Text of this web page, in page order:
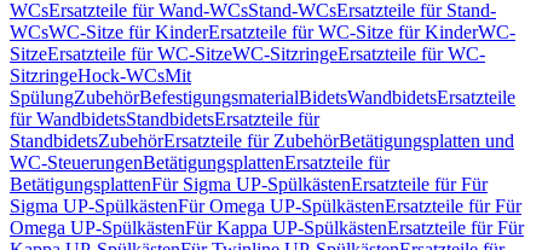
WCsErsatzteile für Wand-WCsStand-WCsErsatzteile für Stand-
WCsWC-Sitze für KinderErsatzteile für WC-Sitze für KinderWC-
SitzeErsatzteile für WC-SitzeWC-SitzringeErsatzteile für WC-
SitzringeHock-WCsMit
SpülungZubehörBefestigungsmaterialBidetsWandbidetsErsatzteile
für WandbidetsStandbidetsErsatzteile für
StandbidetsZubehörErsatzteile für ZubehörBetätigungsplatten und
WC-SteuerungenBetätigungsplattenErsatzteile für
BetätigungsplattenFür Sigma UP-SpülkästenErsatzteile für Für
Sigma UP-SpülkästenFür Omega UP-SpülkästenErsatzteile für Für
Omega UP-SpülkästenFür Kappa UP-SpülkästenErsatzteile für Für